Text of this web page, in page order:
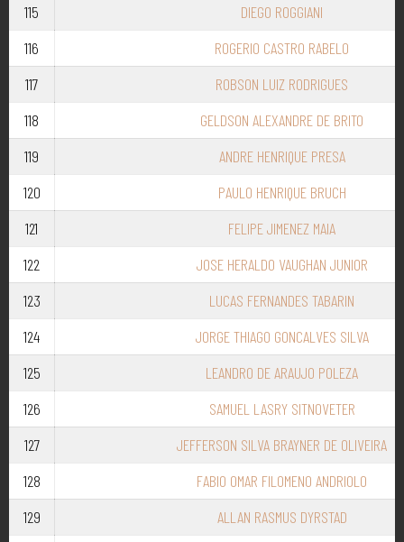
115
DIEGO ROGGIANI
116
ROGERIO CASTRO RABELO
117
ROBSON LUIZ RODRIGUES
118
GELDSON ALEXANDRE DE BRITO
119
ANDRE HENRIQUE PRESA
120
PAULO HENRIQUE BRUCH
121
FELIPE JIMENEZ MAIA
122
JOSE HERALDO VAUGHAN JUNIOR
123
LUCAS FERNANDES TABARIN
124
JORGE THIAGO GONCALVES SILVA
125
LEANDRO DE ARAUJO POLEZA
126
SAMUEL LASRY SITNOVETER
127
JEFFERSON SILVA BRAYNER DE OLIVEIRA
128
FABIO OMAR FILOMENO ANDRIOLO
129
ALLAN RASMUS DYRSTAD